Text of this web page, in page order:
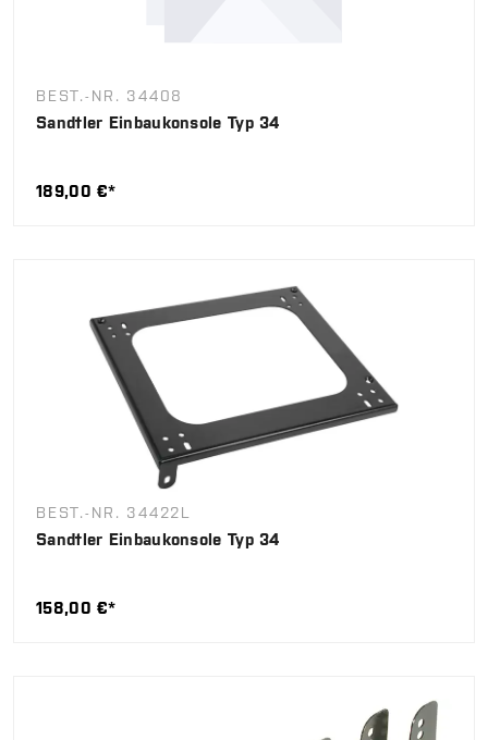
BEST.-NR. 34408
Sandtler Einbaukonsole Typ 34
189,00 €*
BEST.-NR. 34422L
Sandtler Einbaukonsole Typ 34
158,00 €*